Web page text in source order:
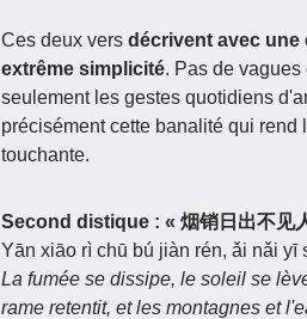
Ces deux vers décrivent avec une
extrême simplicité. Pas de
seulement les gestes quotidiens
précisément cette banalité qui
touchante.
Second distique : « 烟销日出不见
Yān xiāo rì chū bú jiàn rén, ǎi nǎi yī
La fumée se dissipe, le soleil se
rame retentit, et les montagnes et